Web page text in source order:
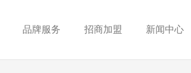
品牌服务 招商加盟 新闻中心